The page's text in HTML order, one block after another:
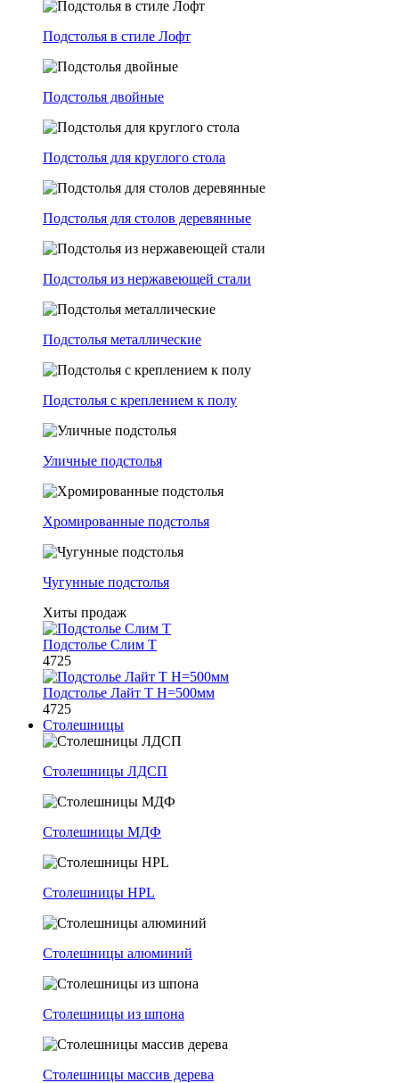
Подстолья в стиле Лофт
Подстолья двойные
Подстолья для круглого стола
Подстолья для столов деревянные
Подстолья из нержавеющей стали
Подстолья металлические
Подстолья с креплением к полу
Уличные подстолья
Хромированные подстолья
Чугунные подстолья
Хиты продаж
Подстолье Слим Т
4725
Подстолье Лайт Т H=500мм
4725
Столешницы
Столешницы ЛДСП
Столешницы МДФ
Столешницы HPL
Столешницы алюминий
Столешницы из шпона
Столешницы массив дерева